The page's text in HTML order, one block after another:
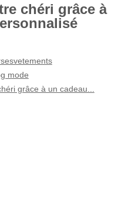
chéri grâce à
mode
grâce à un cadeau...